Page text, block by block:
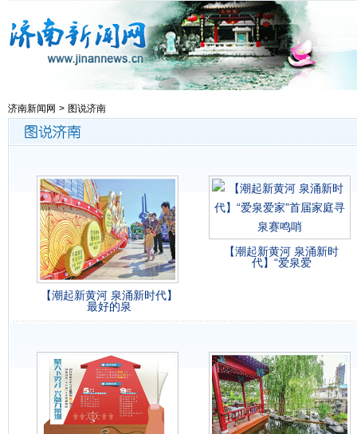
济南新闻网 > 图说济南
【潮起新黄河 泉涌新时代】
最好的泉
【潮起新黄河 泉涌新时
代】“爱泉爱